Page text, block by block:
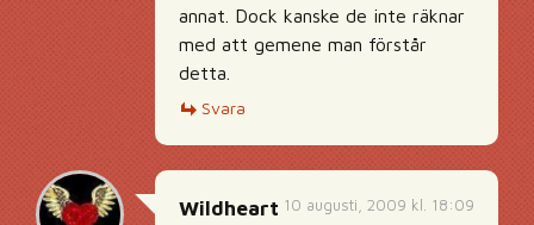
annat. Dock kanske de inte räknar
med att gemene man förstår
detta.
Svara
10 augusti, 2009 kl. 18:09
Wildheart